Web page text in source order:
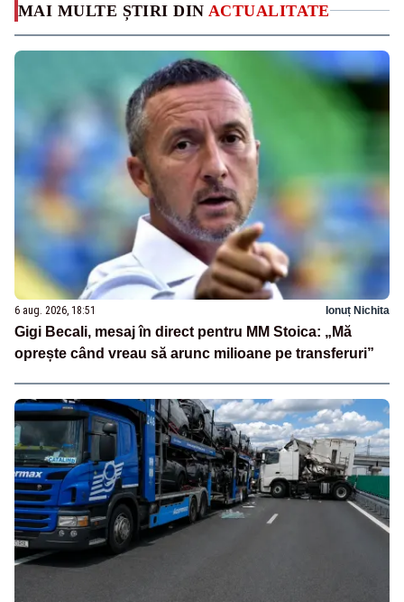
MAI MULTE ȘTIRI DIN ACTUALITATE
6 aug. 2026, 18:51 Ionuț Nichita
Gigi Becali, mesaj în direct pentru MM Stoica: „Mă
oprește când vreau să arunc milioane pe transferuri”